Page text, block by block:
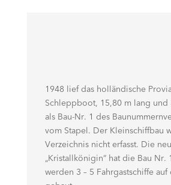
1948 lief das holländische
Schleppboot, 15,80 m lang und
als Bau-Nr. 1 des
vom Stapel. Der Kleinschiffbau
Verzeichnis nicht erfasst. Die
„Kristallkönigin“ hat die Bau Nr.
werden 3 – 5 Fahrgastschiffe